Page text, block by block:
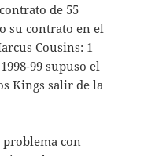
de 55
su contrato en el
Cousins: 1
99 supuso el
Kings salir de la
con